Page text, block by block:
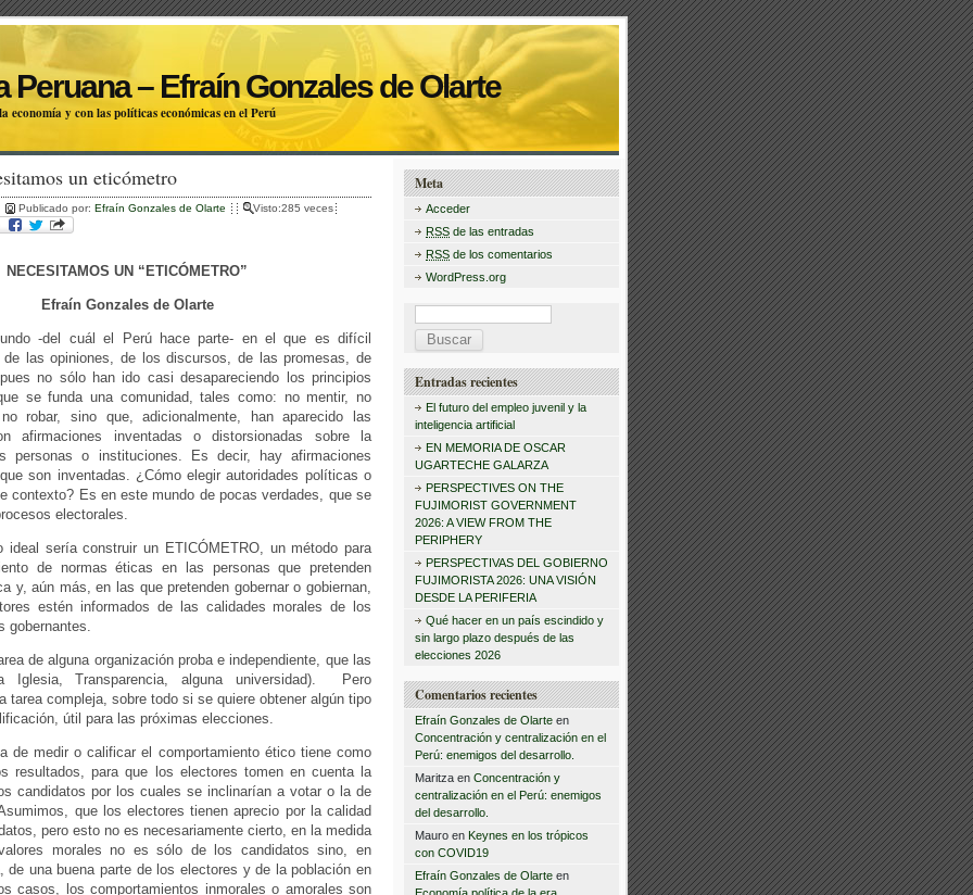
Peruana – Efraín Gonzales de Olarte
economía y con las políticas económicas en el Perú
un eticómetro
Publicado por: Efraín Gonzales de Olarte Visto:285 veces
NECESITAMOS UN “ETICÓMETRO”
Efraín Gonzales de Olarte
-del cuál el Perú hace parte- en el que es difícil
de las opiniones, de los discursos, de las promesas, de
no sólo han ido casi desapareciendo los principios
se funda una comunidad, tales como: no mentir, no
robar, sino que, adicionalmente, han aparecido las
afirmaciones inventadas o distorsionadas sobre la
personas o instituciones. Es decir, hay afirmaciones
son inventadas. ¿Cómo elegir autoridades políticas o
contexto? Es en este mundo de pocas verdades, que se
electorales.
ideal sería construir un ETICÓMETRO, un método para
de normas éticas en las personas que pretenden
y, aún más, en las que pretenden gobernar o gobiernan,
estén informados de las calidades morales de los
gobernantes.
de alguna organización proba e independiente, que las
Transparencia, alguna universidad). Pero
tarea compleja, sobre todo si se quiere obtener algún tipo
útil para las próximas elecciones.
de medir o calificar el comportamiento ético tiene como
resultados, para que los electores tomen en cuenta la
candidatos por los cuales se inclinarían a votar o la de
que los electores tienen aprecio por la calidad
pero esto no es necesariamente cierto, en la medida
morales no es sólo de los candidatos sino, en
de una buena parte de los electores y de la población en
casos, los comportamientos inmorales o amorales son
Meta
Acceder
RSS de las entradas
RSS de los comentarios
WordPress.org
B
u
s
c
r
:
Entradas recientes
El futuro del empleo juvenil y la
inteligencia artificial
EN MEMORIA DE OSCAR
UGARTECHE GALARZA
PERSPECTIVES ON THE
FUJIMORIST GOVERNMENT
2026: A VIEW FROM THE
PERIPHERY
PERSPECTIVAS DEL GOBIERNO
FUJIMORISTA 2026: UNA VISIÓN
DESDE LA PERIFERIA
Qué hacer en un país escindido y
sin largo plazo después de las
elecciones 2026
Comentarios recientes
Efraín Gonzales de Olarte en
Concentración y centralización en el
Perú: enemigos del desarrollo.
Maritza en Concentración y
centralización en el Perú: enemigos
del desarrollo.
Mauro en Keynes en los trópicos
con COVID19
Efraín Gonzales de Olarte en